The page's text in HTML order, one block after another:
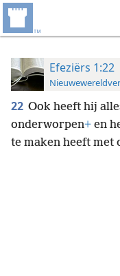
Efeziërs 1:22
22 Ook heeft hij
onderworpen+ en
te maken heeft met